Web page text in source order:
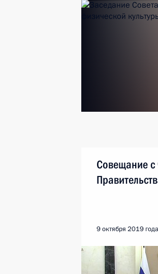
Совещание с
9 октября 2019 года